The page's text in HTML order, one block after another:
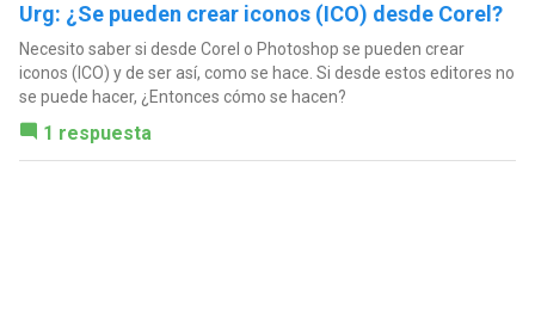
Urg: ¿Se pueden crear iconos (ICO) desde Corel?
Necesito saber si desde Corel o Photoshop se pueden crear
iconos (ICO) y de ser así, como se hace. Si desde estos editores no
se puede hacer, ¿Entonces cómo se hacen?
1 respuesta